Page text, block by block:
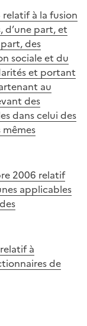
à la fusion
d’une part, et
des
sociale et du
et portant
au
des
dans celui des
2006 relatif
applicables
à
de